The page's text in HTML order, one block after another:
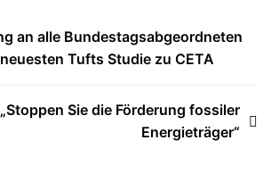
an alle Bundestagsabgeordneten
Tufts Studie zu CETA
Sie die Förderung fossiler
Energieträger“